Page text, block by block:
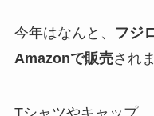
今年はなんと、
フジ
Amazonで販売され
Tシャツやキャップ